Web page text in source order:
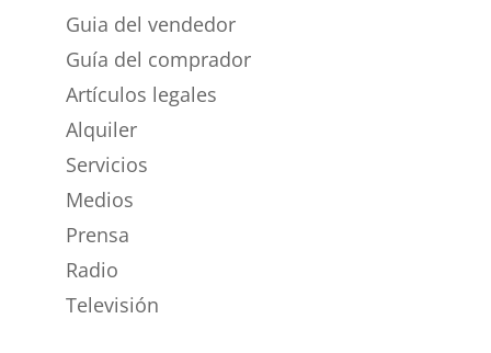
Guia del vendedor
Guía del comprador
Artículos legales
Alquiler
Servicios
Medios
Prensa
Radio
Televisión